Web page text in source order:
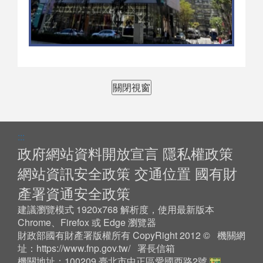
關閉視窗
:::
政府網站資料開放宣言 隱私權政策
網站資訊安全政策 交通位置 國有財
產署資通安全政策
建議瀏覽模式 1920x768 解析度，使用最新版本
Chrome、Firefox 或 Edge 瀏覽器
財政部國有財產署版權所有 CopyRight 2012 © 機關網
址： https://www.fnp.gov.tw/ 署長信箱